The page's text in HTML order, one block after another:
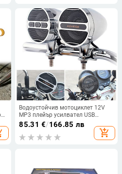
Водоустойчив мотоциклет 12V
MP3 плейър усилвател USB
Bluetooth-съвместим музикален
плейър FM радио матиран стерео
високоговорител MT473
85.31 €/166.85 лв
add_shopping_cart